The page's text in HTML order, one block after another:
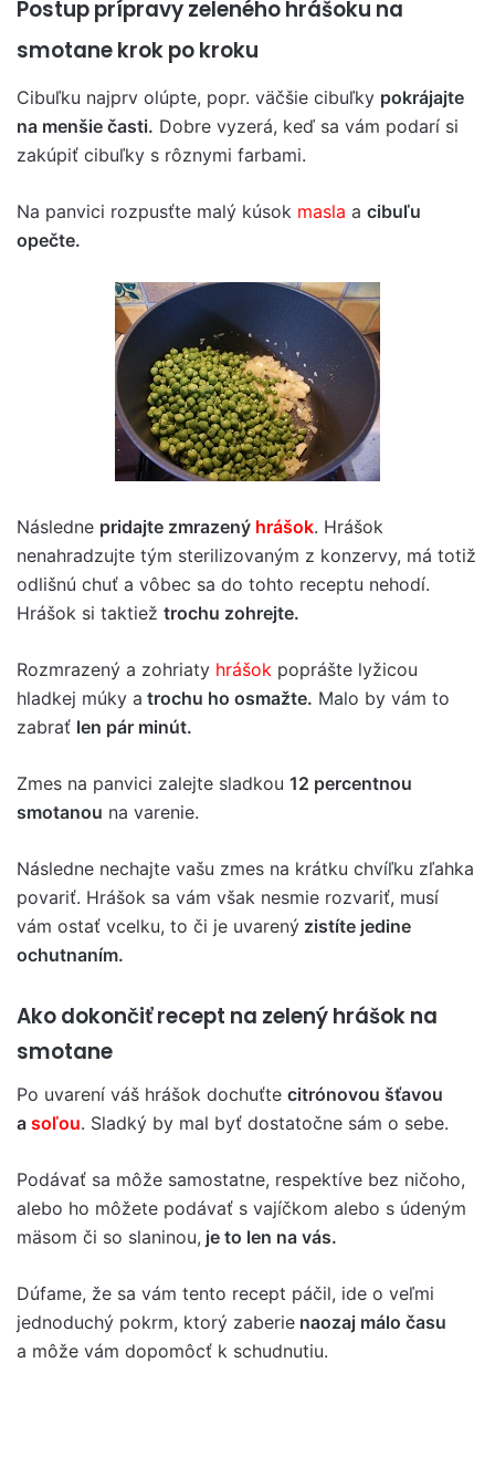
Postup prípravy zeleného hrášoku na
smotane krok po kroku
Cibuľku najprv olúpte, popr. väčšie cibuľky pokrájajte
na menšie časti. Dobre vyzerá, keď sa vám podarí si
zakúpiť cibuľky s rôznymi farbami.
Na panvici rozpusťte malý kúsok masla a cibuľu
opečte.
Následne pridajte zmrazený hrášok. Hrášok
nenahradzujte tým sterilizovaným z konzervy, má totiž
odlišnú chuť a vôbec sa do tohto receptu nehodí.
Hrášok si taktiež trochu zohrejte.
Rozmrazený a zohriaty hrášok poprášte lyžicou
hladkej múky a trochu ho osmažte. Malo by vám to
zabrať len pár minút.
Zmes na panvici zalejte sladkou 12 percentnou
smotanou na varenie.
Následne nechajte vašu zmes na krátku chvíľku zľahka
povariť. Hrášok sa vám však nesmie rozvariť, musí
vám ostať vcelku, to či je uvarený zistíte jedine
ochutnaním.
Ako dokončiť recept na zelený hrášok na
smotane
Po uvarení váš hrášok dochuťte citrónovou šťavou
a soľou. Sladký by mal byť dostatočne sám o sebe.
Podávať sa môže samostatne, respektíve bez ničoho,
alebo ho môžete podávať s vajíčkom alebo s údeným
mäsom či so slaninou, je to len na vás.
Dúfame, že sa vám tento recept páčil, ide o veľmi
jednoduchý pokrm, ktorý zaberie naozaj málo času
a môže vám dopomôcť k schudnutiu.